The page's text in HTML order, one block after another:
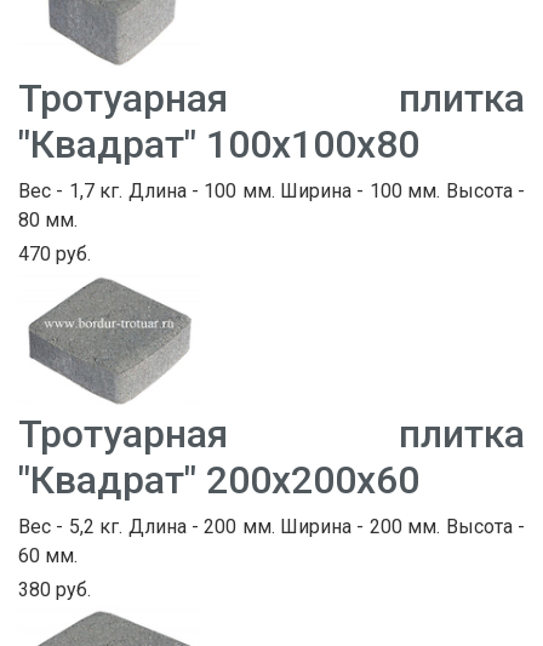
Тротуарная плитка
"Квадрат" 100х100х80
Вес - 1,7 кг. Длина - 100 мм. Ширина - 100 мм. Высота -
80 мм.
470 руб.
Тротуарная плитка
"Квадрат" 200х200х60
Вес - 5,2 кг. Длина - 200 мм. Ширина - 200 мм. Высота -
60 мм.
380 руб.